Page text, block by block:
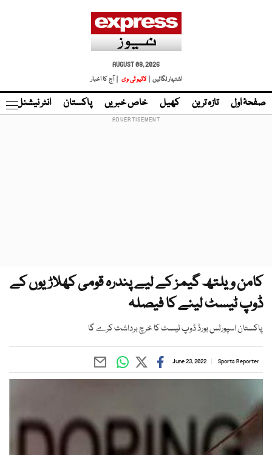
AUGUST 08, 2026
اشتہار لگائیں |
لائیو ٹی وی | آج کا اخبار
صفحۂ اول تازہ ترین کھیل خاص خبریں پاکستان انٹر نیشنل
کامن ویلتھ گیمز کے لیے پندرہ قومی کھلاڑیوں کے
ڈوپ ٹیسٹ لینے کا فیصلہ
پاکستان اسپورٹس بورڈ ڈوپ ٹیسٹ کا خرچ برداشت کرے گا
Sports Reporter
June 23, 2022